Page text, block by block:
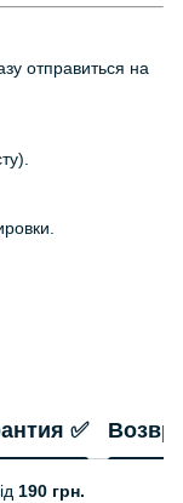
отправиться на
✅
190 грн.